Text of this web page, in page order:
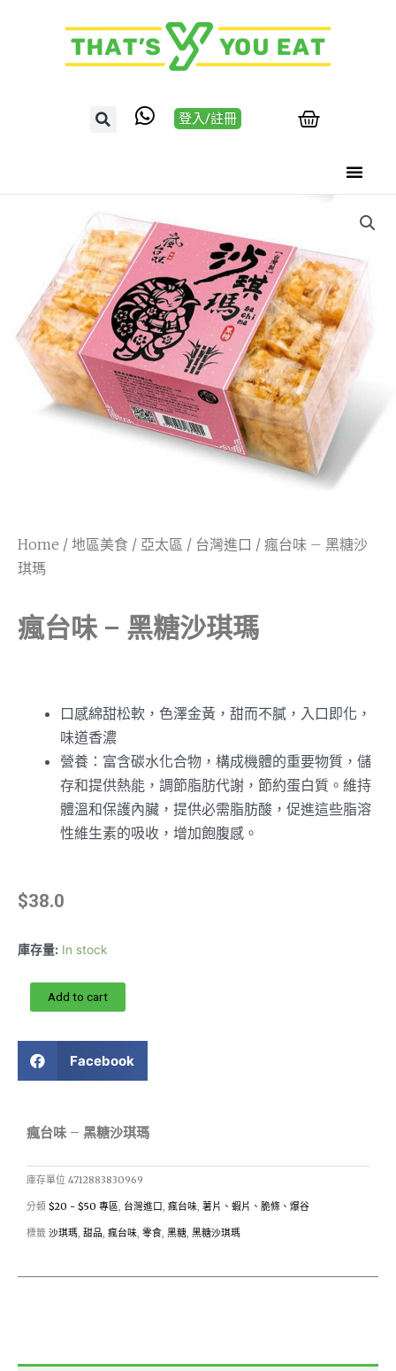
登入/註冊
Home / 地區美食 / 亞太區 / 台灣進口 / 瘋台味 – 黑糖沙
琪瑪
瘋台味 – 黑糖沙琪瑪
口感綿甜松軟，色澤金黃，甜而不膩，入口即化，
味道香濃
營養：富含碳水化合物，構成機體的重要物質，儲
存和提供熱能，調節脂肪代謝，節約蛋白質。維持
體溫和保護內臟，提供必需脂肪酸，促進這些脂溶
性維生素的吸收，增加飽腹感。
$38.0
庫存量: In stock
Add to cart
Facebook
瘋台味 – 黑糖沙琪瑪
庫存單位 4712883830969
分類 $20 - $50 專區, 台灣進口, 瘋台味, 薯片、蝦片、脆條、爆谷
標籤 沙琪瑪, 甜品, 瘋台味, 零食, 黑糖, 黑糖沙琪瑪